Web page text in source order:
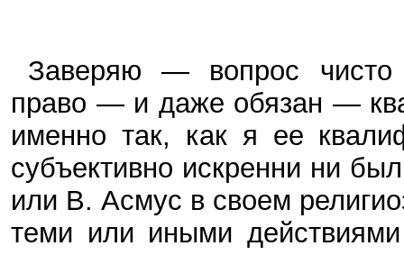
Заверяю — вопрос
право — и даже обязан —
именно так, как я ее
субъективно искренни ни
или В. Асмус в своем
теми или иными